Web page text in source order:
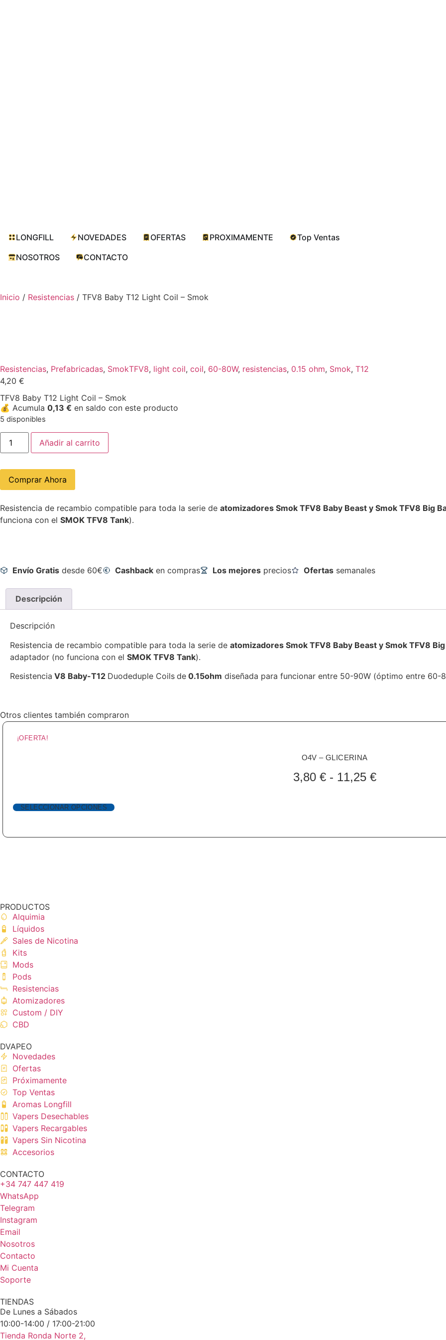
LONGFILL NOVEDADES OFERTAS PROXIMAMENTE
Top Ventas
NOSOTROS
CONTACTO
Inicio / Resistencias / TFV8 Baby T12 Light Coil – Smok
Resistencias, Prefabricadas, SmokTFV8, light coil, coil, 60-80W, resistencias, 0.15 ohm, Smok, T12
4,20 €
TFV8 Baby T12 Light Coil – Smok
💰 Acumula 0,13 € en saldo con este producto
5 disponibles
Añadir al carrito
Comprar Ahora
Resistencia de recambio compatible para toda la serie de atomizadores Smok TFV8 Baby Beast y Smok TFV8 Big
funciona con el SMOK TFV8 Tank).
Envío Gratis desde 60€ Cashback en compras Los mejores precios Ofertas semanales
Descripción
Descripción
Resistencia de recambio compatible para toda la serie de atomizadores Smok TFV8 Baby Beast y Smok TFV8
adaptador (no funciona con el SMOK TFV8 Tank).
Resistencia V8 Baby-T12 Duodeduple Coils de 0.15ohm diseñada para funcionar entre 50-90W (óptimo entre 60-
Otros clientes también compraron
¡OFERTA!
O4V – GLICERINA
3,80 € - 11,25 €
SELECCIONAR OPCIONES
PRODUCTOS
Alquimia
Líquidos
Sales de Nicotina
Kits
Mods
Pods
Resistencias
Atomizadores
Custom / DIY
CBD
DVAPEO
Novedades
Ofertas
Próximamente
Top Ventas
Aromas Longfill
Vapers Desechables
Vapers Recargables
Vapers Sin Nicotina
Accesorios
CONTACTO
+34 747 447 419
WhatsApp
Telegram
Instagram
Email
Nosotros
Contacto
Mi Cuenta
Soporte
TIENDAS
De Lunes a Sábados
10:00-14:00 / 17:00-21:00
Tienda Ronda Norte 2,